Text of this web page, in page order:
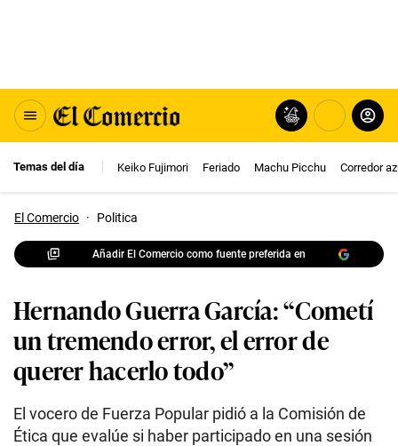
Temas del día Keiko Fujimori Feriado Machu Picchu Corredor
El Comercio · Politica
Añadir El Comercio como fuente preferida en
Hernando Guerra García: “Cometí
un tremendo error, el error de
querer hacerlo todo”
El vocero de Fuerza Popular pidió a la Comisión de
Ética que evalúe si haber participado en una sesión